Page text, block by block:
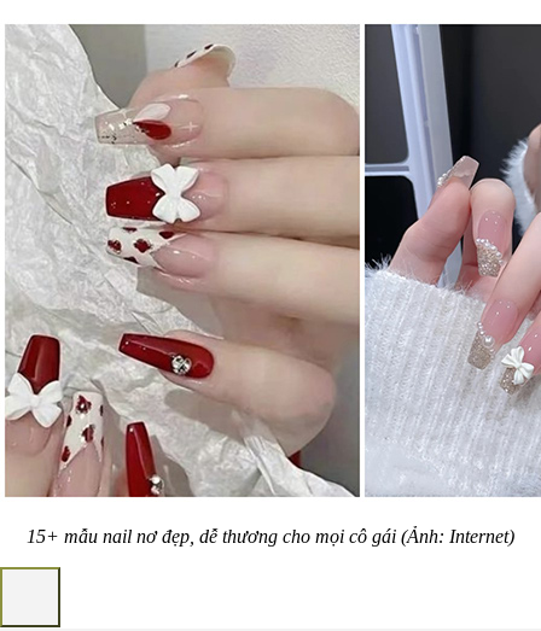
15+ mẫu nail nơ đẹp, dễ thương cho mọi cô gái (Ảnh: Internet)